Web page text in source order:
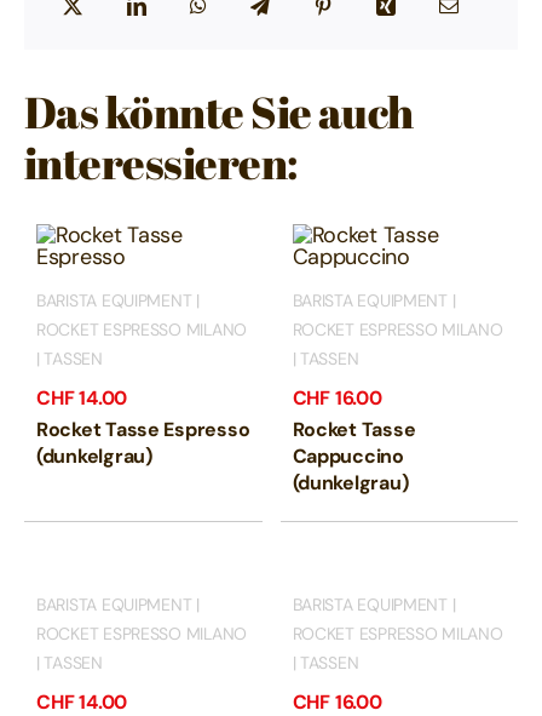
Das könnte Sie auch
interessieren:
BARISTA EQUIPMENT |
ROCKET ESPRESSO MILANO
| TASSEN
CHF14.00
Rocket Tasse Espresso
(dunkelgrau)
BARISTA EQUIPMENT |
ROCKET ESPRESSO MILANO
| TASSEN
CHF 16.00
Rocket Tasse
Cappuccino
(dunkelgrau)
BARISTA EQUIPMENT |
ROCKET ESPRESSO MILANO
| TASSEN
CHF14.00
BARISTA EQUIPMENT |
ROCKET ESPRESSO MILANO
| TASSEN
CHF 16.00